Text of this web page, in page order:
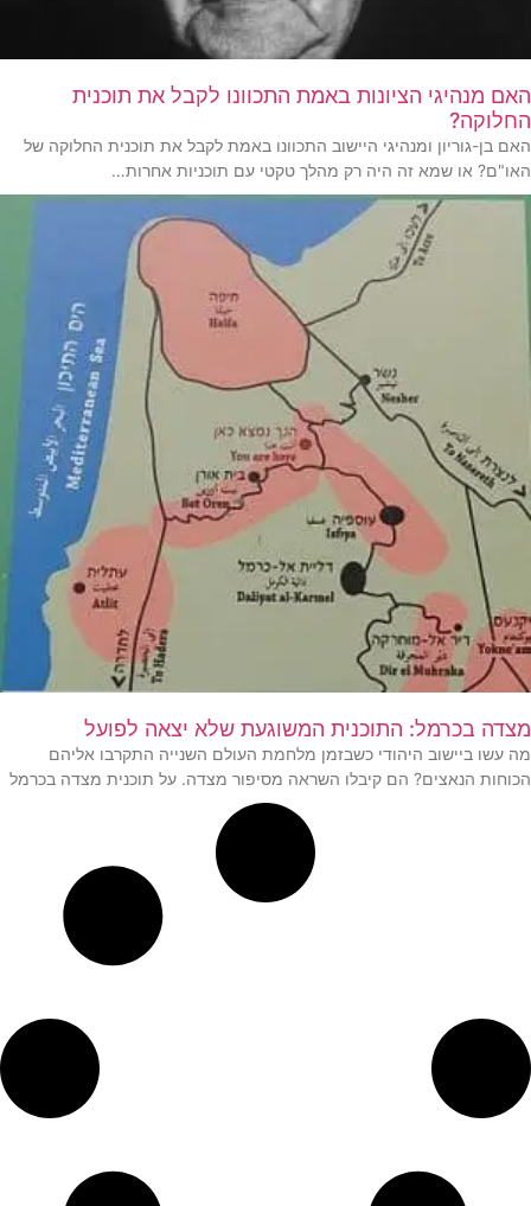
האם מנהיגי הציונות באמת התכוונו לקבל את תוכנית
החלוקה?
האם בן-גוריון ומנהיגי היישוב התכוונו באמת לקבל את תוכנית החלוקה של
האו"ם? או שמא זה היה רק מהלך טקטי עם תוכניות אחרות…
מצדה בכרמל: התוכנית המשוגעת שלא יצאה לפועל
מה עשו ביישוב היהודי כשבזמן מלחמת העולם השנייה התקרבו אליהם
הכוחות הנאצים? הם קיבלו השראה מסיפור מצדה. על תוכנית מצדה בכרמל